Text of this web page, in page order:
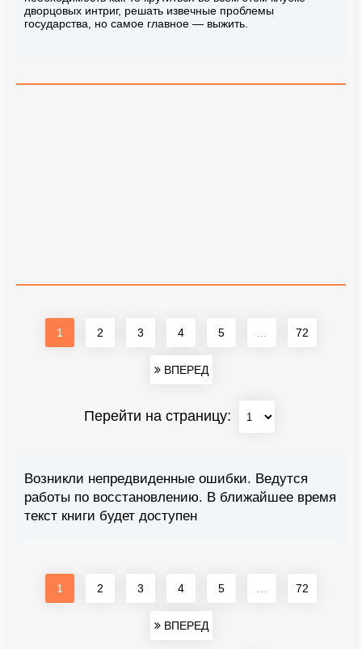
дворцовых интриг, решать извечные проблемы
государства, но самое главное — выжить.
1 2 3 4 5 ... 72
ВПЕРЕД
Перейти на страницу:
Возникли непредвиденные ошибки. Ведутся
работы по восстановлению. В ближайшее время
текст книги будет доступен
1 2 3 4 5 ... 72
ВПЕРЕД